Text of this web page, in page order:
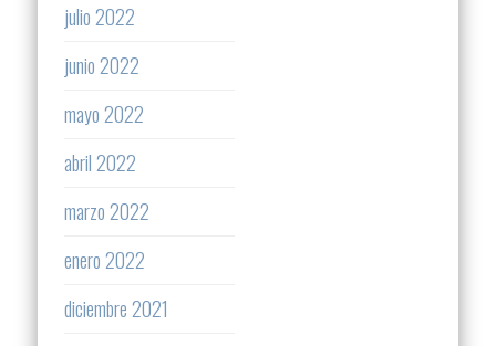
julio 2022
junio 2022
mayo 2022
abril 2022
marzo 2022
enero 2022
diciembre 2021